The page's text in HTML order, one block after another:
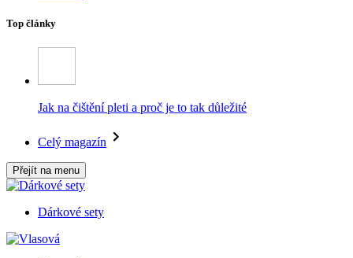
Top články
Jak na čištění pleti a proč je to tak důležité
Celý magazín
Přejít na menu
Dárkové sety